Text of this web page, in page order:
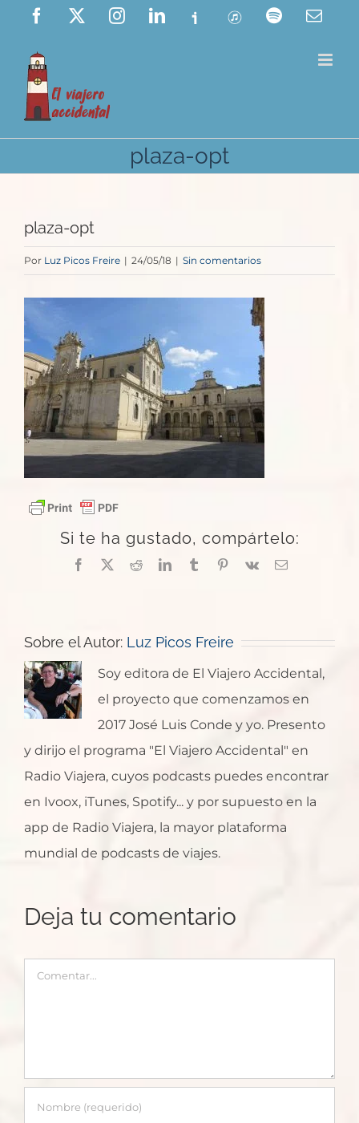
Saltar
contenido
Facebook InstagramLinkedIn
Ivoox ITunes Spotify
plaza-opt
plaza-opt
Por Luz Picos Freire | 24/05/18 | Sin comentarios
Si te ha gustado, compártelo:
Facebook
X RedditLinkedInTumblrPinterest
Vk
Correo
Sobre el Autor: Luz Picos Freire
Soy editora de El Viajero Accidental,
el proyecto que comenzamos en
2017 José Luis Conde y yo. Presento
y dirijo el programa "El Viajero Accidental" en
Radio Viajera, cuyos podcasts puedes encontrar
en Ivoox, iTunes, Spotify... y por supuesto en la
app de Radio Viajera, la mayor plataforma
mundial de podcasts de viajes.
Deja tu comentario
Comentar